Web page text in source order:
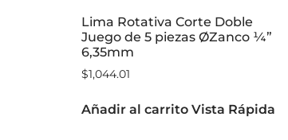
Lima Rotativa Corte Doble
Juego de 5 piezas ØZanco ¼”
6,35mm
$1,044.01
Añadir al carrito Vista Rápida